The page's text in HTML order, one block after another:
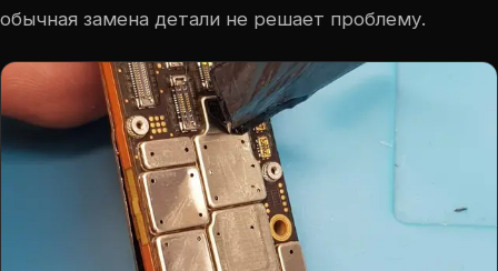
обычная замена детали не решает проблему.